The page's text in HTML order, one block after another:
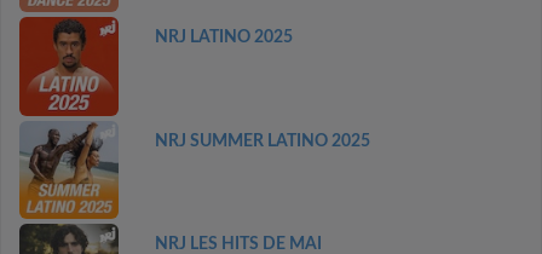
NRJ LATINO 2025
NRJ SUMMER LATINO 2025
NRJ LES HITS DE MAI